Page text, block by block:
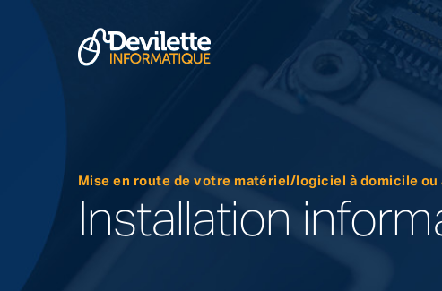
Mise en route de votre matériel/logiciel à domicile ou
Installation